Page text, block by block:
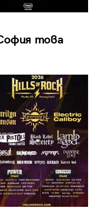
това